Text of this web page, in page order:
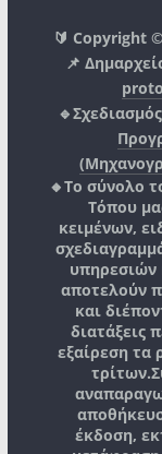
🔰 Copyright
📌
🔸Το σύνολο
Τόπου
κειμένων,
υπηρεσιών
αποτελούν
και
διατάξεις
εξαίρεση τα
τρίτων.
έκδοση,